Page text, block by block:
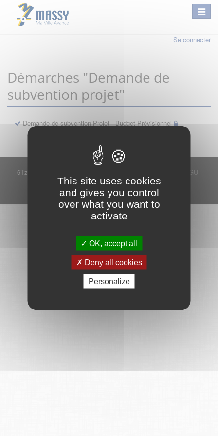
Se connecter
Démarches "Demande de
subvention projet"
Demande de subvention Projet - Budget Prévisionnel
6Tzen ©2015 - Tous droits réservés
CGU
Plan du site
FAQ
Contact
Ce service est proposé par6Tzen
This site uses cookies
and gives you control
over what you want to
activate
OK, accept all
Deny all cookies
Personalize